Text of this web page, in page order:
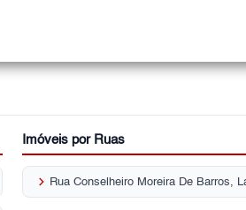
Imóveis por Ruas
keyboard_arrow_right